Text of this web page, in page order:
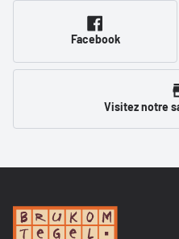
Facebook
Visitez notre